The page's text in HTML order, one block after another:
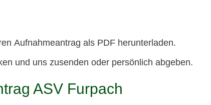
Aufnahmeantrag als PDF herunterladen.
und uns zusenden oder persönlich abgeben.
ASV Furpach